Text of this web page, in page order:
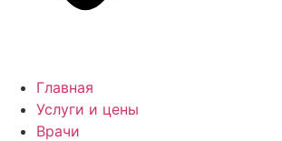
Главная
Услуги и цены
Врачи